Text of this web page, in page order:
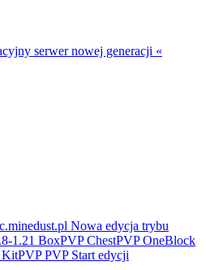
serwer nowej generacji «
Nowa edycja trybu
1.21 BoxPVP ChestPVP OneBlock
PVP Start edycji